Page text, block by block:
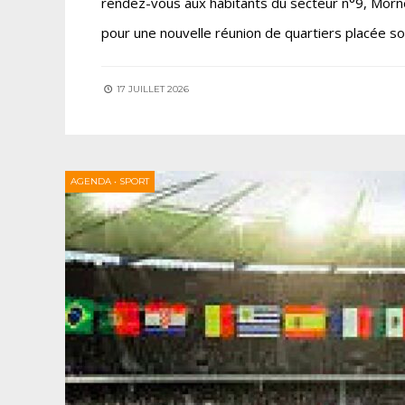
pour une nouvelle réunion de quartiers placée
17 JUILLET 2026
AGENDA • SPORT